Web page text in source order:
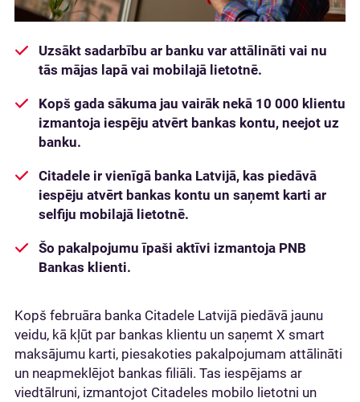
Uzsākt sadarbību ar banku var attālināti vai nu
tās mājas lapā vai mobilajā lietotnē.
Kopš gada sākuma jau vairāk nekā 10 000 klientu
izmantoja iespēju atvērt bankas kontu, neejot uz
banku.
Citadele ir vienīgā banka Latvijā, kas piedāvā
iespēju atvērt bankas kontu un saņemt karti ar
selfiju mobilajā lietotnē.
Šo pakalpojumu īpaši aktīvi izmantoja PNB
Bankas klienti.
Kopš februāra banka Citadele Latvijā piedāvā jaunu
veidu, kā kļūt par bankas klientu un saņemt X smart
maksājumu karti, piesakoties pakalpojumam attālināti
un neapmeklējot bankas filiāli. Tas iespējams ar
viedtālruni, izmantojot Citadeles mobilo lietotni un